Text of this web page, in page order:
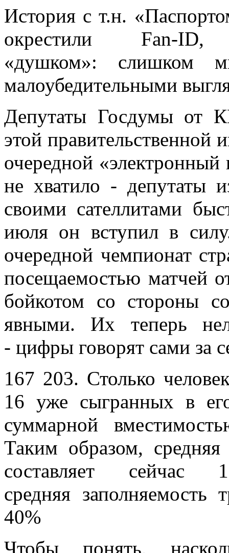
История с т.н.
окрестили Fan-
«душком»: слишком
малоубедительными
Депутаты Госдумы от
этой
очередной
не хватило - депутаты
своими сателлитами
июля он вступил в
очередной чемпионат
посещаемостью матчей
бойкотом со стороны
явными. Их теперь
- цифры говорят сами за
167 203. Столько
16 уже сыгранных в
суммарной
Таким образом, средняя
составляет
средняя заполняемость
40%
Чтобы понять,